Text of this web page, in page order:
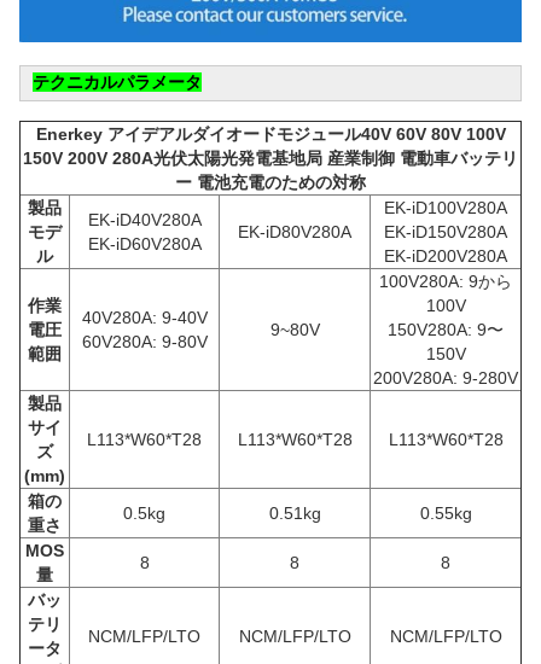
テクニカルパラメータ
Enerkey アイデアルダイオードモジュール40V 60V 80V 100V
150V 200V 280A光伏太陽光発電基地局 産業制御 電動車バッテリ
ー 電池充電のための対称
製品
モデ
ル
EK-iD40V280A
EK-iD60V280A
EK-iD80V280A
EK-iD100V280A
EK-iD150V280A
EK-iD200V280A
作業
電圧
範囲
40V280A: 9-40V
60V280A: 9-80V
9~80V
100V280A: 9から
100V
150V280A: 9〜
150V
200V280A: 9-280V
製品
サイ
ズ
(mm)
L113*W60*T28 L113*W60*T28 L113*W60*T28
箱の
重さ
0.5kg 0.51kg
0.55kg
MOS
量
8 8
8
バッ
テリ
ータ
NCM/LFP/LTO NCM/LFP/LTO NCM/LFP/LTO